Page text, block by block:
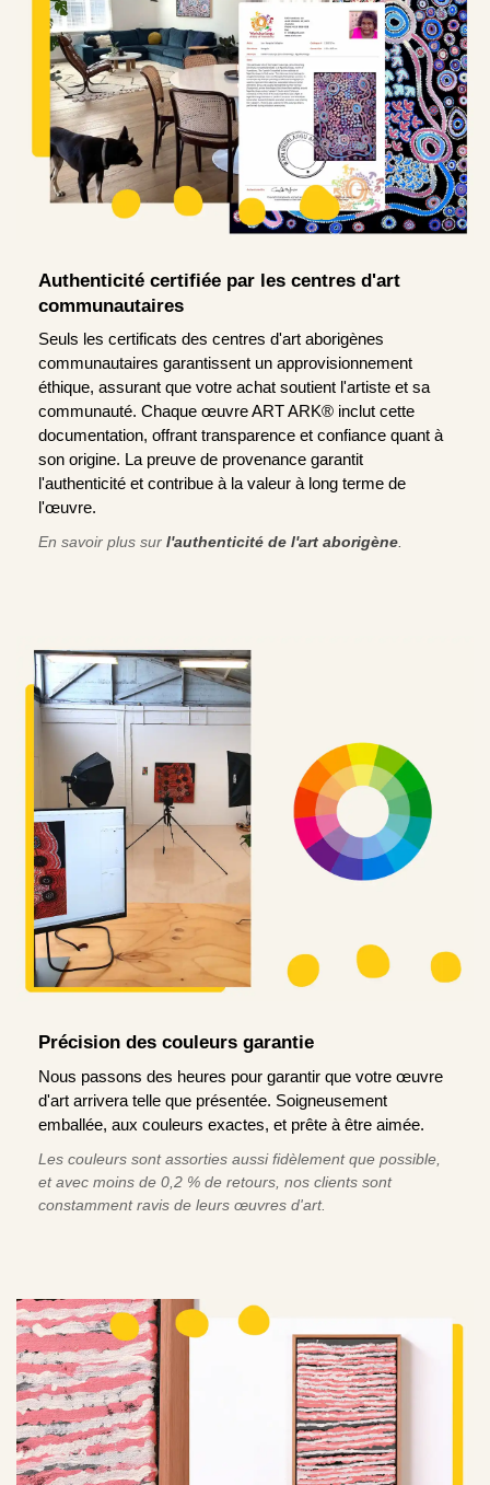
Authenticité certifiée par les centres d'art
communautaires
Seuls les certificats des centres d'art aborigènes
communautaires garantissent un approvisionnement
éthique, assurant que votre achat soutient l'artiste et sa
communauté. Chaque œuvre ART ARK® inclut cette
documentation, offrant transparence et confiance quant à
son origine. La preuve de provenance garantit
l'authenticité et contribue à la valeur à long terme de
l'œuvre.
En savoir plus sur l'authenticité de l'art aborigène
Précision des couleurs garantie
Nous passons des heures pour garantir que votre œuvre
d'art arrivera telle que présentée. Soigneusement
emballée, aux couleurs exactes, et prête à être aimée.
Les couleurs sont assorties aussi fidèlement que possible,
et avec moins de 0,2 % de retours, nos clients sont
constamment ravis de leurs œuvres d'art.